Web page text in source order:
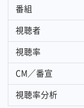
番組
視聴者
視聴率
CM／番宣
視聴率分析